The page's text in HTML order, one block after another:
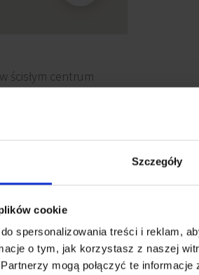
Szczegóły
cookie
spersonalizowania treści i reklam,
o tym, jak korzystasz z naszej
mogą połączyć te
ścisłym centrum
Drogowej
w centrum
również
pieszo w ciągu 10